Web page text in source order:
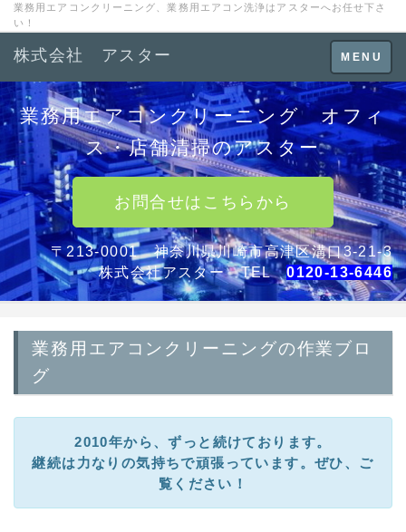
業務用エアコンクリーニング、業務用エアコン洗浄はアスターへお任せ下さ
い！
Toggle
navigation
MENU
株式会社 アスター
業務用エアコンクリーニング オフィ
ス・店舗清掃のアスター
お問合せはこちらから
〒213-0001 神奈川県川崎市高津区溝口3-21-3
株式会社アスター TEL0120-13-6446
業務用エアコンクリーニングの作業ブロ
グ
2010年から、ずっと続けております。
継続は力なりの気持ちで頑張っています。ぜひ、ご
覧ください！